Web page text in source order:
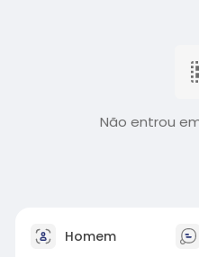
Não entrou
Homem